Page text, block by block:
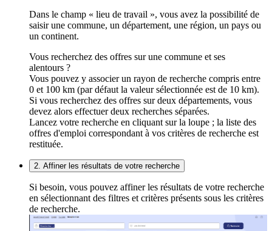
Dans le champ « lieu de travail », vous avez la possibilité de
saisir une commune, un département, une région, un pays ou
un continent.
Vous recherchez des offres sur une commune et ses
alentours ?
Vous pouvez y associer un rayon de recherche compris entre
0 et 100 km (par défaut la valeur sélectionnée est de 10 km).
Si vous recherchez des offres sur deux départements, vous
devez alors effectuer deux recherches séparées.
Lancez votre recherche en cliquant sur la loupe ; la liste des
offres d'emploi correspondant à vos critères de recherche est
restituée.
2. Affiner les résultats de votre recherche
Si besoin, vous pouvez affiner les résultats de votre recherche
en sélectionnant des filtres et critères présents sous les critères
de recherche.